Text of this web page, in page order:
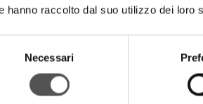
hanno raccolto dal suo utilizzo dei loro
Necessari